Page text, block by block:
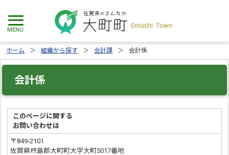
ホーム 組織から探す 会計課 会計係
会計係
このページに関する
お問い合わせは
〒849-2101
佐賀県杵島郡大町町大字大町5017番地